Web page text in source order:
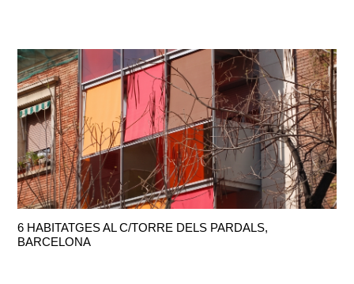
6 HABITATGES AL C/TORRE DELS PARDALS,
BARCELONA